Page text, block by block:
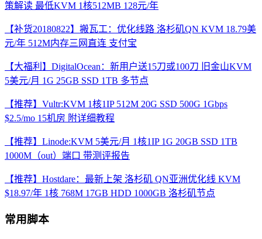
策解读 最低KVM 1核512MB 128元/年
【补货20180822】搬瓦工：优化线路 洛杉矶QN KVM 18.79美
元/年 512M内存三网直连 支付宝
【大福利】DigitalOcean：新用户送15刀或100刀 旧金山KVM
5美元/月 1G 25GB SSD 1TB 多节点
【推荐】Vultr:KVM 1核1IP 512M 20G SSD 500G 1Gbps
$2.5/mo 15机房 附详细教程
【推荐】Linode:KVM 5美元/月 1核1IP 1G 20GB SSD 1TB
1000M（out）端口 带测评报告
【推荐】Hostdare：最新上架 洛杉矶 QN亚洲优化线 KVM
$18.97/年 1核 768M 17GB HDD 1000GB 洛杉矶节点
常用脚本